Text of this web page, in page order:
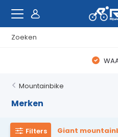
Mountainbike
Merken
Filters Giant